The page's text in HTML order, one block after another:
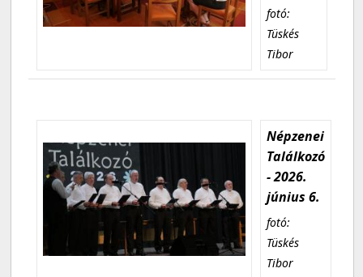
fotó:
Tüskés
Tibor
Népzenei
Találkozó
- 2026.
június 6.
fotó:
Tüskés
Tibor